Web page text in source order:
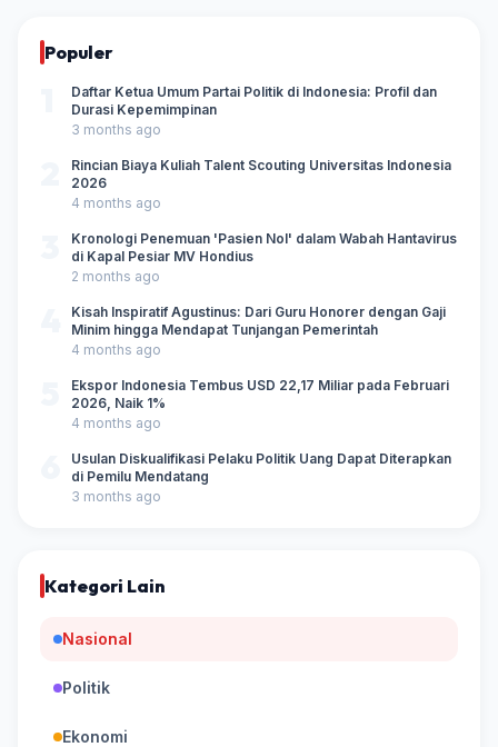
Populer
Daftar Ketua Umum Partai Politik di Indonesia: Profil dan
Durasi Kepemimpinan
3 months ago
Rincian Biaya Kuliah Talent Scouting Universitas Indonesia
2026
4 months ago
Kronologi Penemuan 'Pasien Nol' dalam Wabah Hantavirus
di Kapal Pesiar MV Hondius
2 months ago
Kisah Inspiratif Agustinus: Dari Guru Honorer dengan Gaji
Minim hingga Mendapat Tunjangan Pemerintah
4 months ago
Ekspor Indonesia Tembus USD 22,17 Miliar pada Februari
2026, Naik 1%
4 months ago
Usulan Diskualifikasi Pelaku Politik Uang Dapat Diterapkan
di Pemilu Mendatang
3 months ago
Kategori Lain
Nasional
Politik
Ekonomi